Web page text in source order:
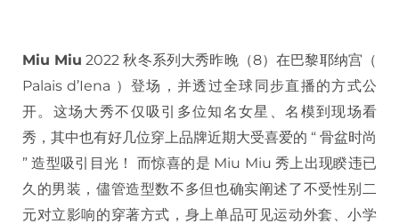
Miu Miu 2022 秋冬系列大秀昨晚（8）在巴黎耶纳宫（
Palais d’Iena ）登场，并透过全球同步直播的方式公
开。这场大秀不仅吸引多位知名女星、名模到现场看
秀，其中也有好几位穿上品牌近期大受喜爱的 “ 骨盆时尚
” 造型吸引目光！ 而惊喜的是 Miu Miu 秀上出现睽违已
久的男装，儘管造型数不多但也确实阐述了不受性别二
元对立影响的穿著方式，身上单品可见运动外套、小学